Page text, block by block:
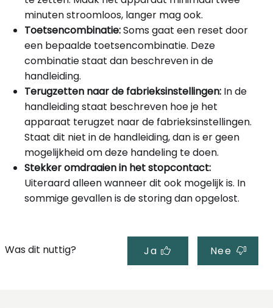
minuten stroomloos, langer mag ook.
Toetsencombinatie:Soms gaat een reset door
een bepaalde toetsencombinatie. Deze
combinatie staat dan beschreven in de
handleiding.
Terugzetten naar de fabrieksinstellingen: In de
handleiding staat beschreven hoe je het
apparaat terugzet naar de fabrieksinstellingen.
Staat dit niet in de handleiding, dan is er geen
mogelijkheid om deze handeling te doen.
Stekker omdraaien in het stopcontact:
Uiteraard alleen wanneer dit ook mogelijk is. In
sommige gevallen is de storing dan opgelost.
Was dit nuttig? Ja Nee